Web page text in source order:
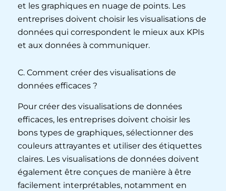
et les graphiques en nuage de points. Les
entreprises doivent choisir les visualisations de
données qui correspondent le mieux aux KPIs
et aux données à communiquer.
C. Comment créer des visualisations de
données efficaces ?
Pour créer des visualisations de données
efficaces, les entreprises doivent choisir les
bons types de graphiques, sélectionner des
couleurs attrayantes et utiliser des étiquettes
claires. Les visualisations de données doivent
également être conçues de manière à être
facilement interprétables, notamment en